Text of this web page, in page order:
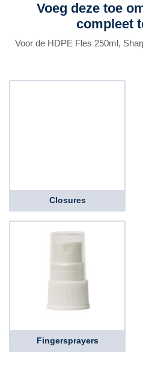
Voeg deze toe
compleet
Voor de HDPE Fles 250ml,
Closures
Fingersprayers